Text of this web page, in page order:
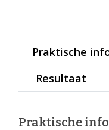
Praktische
Resultaat
Praktische